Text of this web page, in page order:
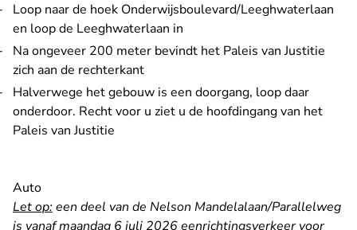
Loop naar de hoek Onderwijsboulevard/Leeghwaterlaan
en loop de Leeghwaterlaan in
Na ongeveer 200 meter bevindt het Paleis van Justitie
zich aan de rechterkant
Halverwege het gebouw is een doorgang, loop daar
onderdoor. Recht voor u ziet u de hoofdingang van het
Paleis van Justitie
Auto
Let op:een deel van de Nelson Mandelalaan/Parallelweg
is vanaf maandag 6 juli 2026 eenrichtingsverkeer voor